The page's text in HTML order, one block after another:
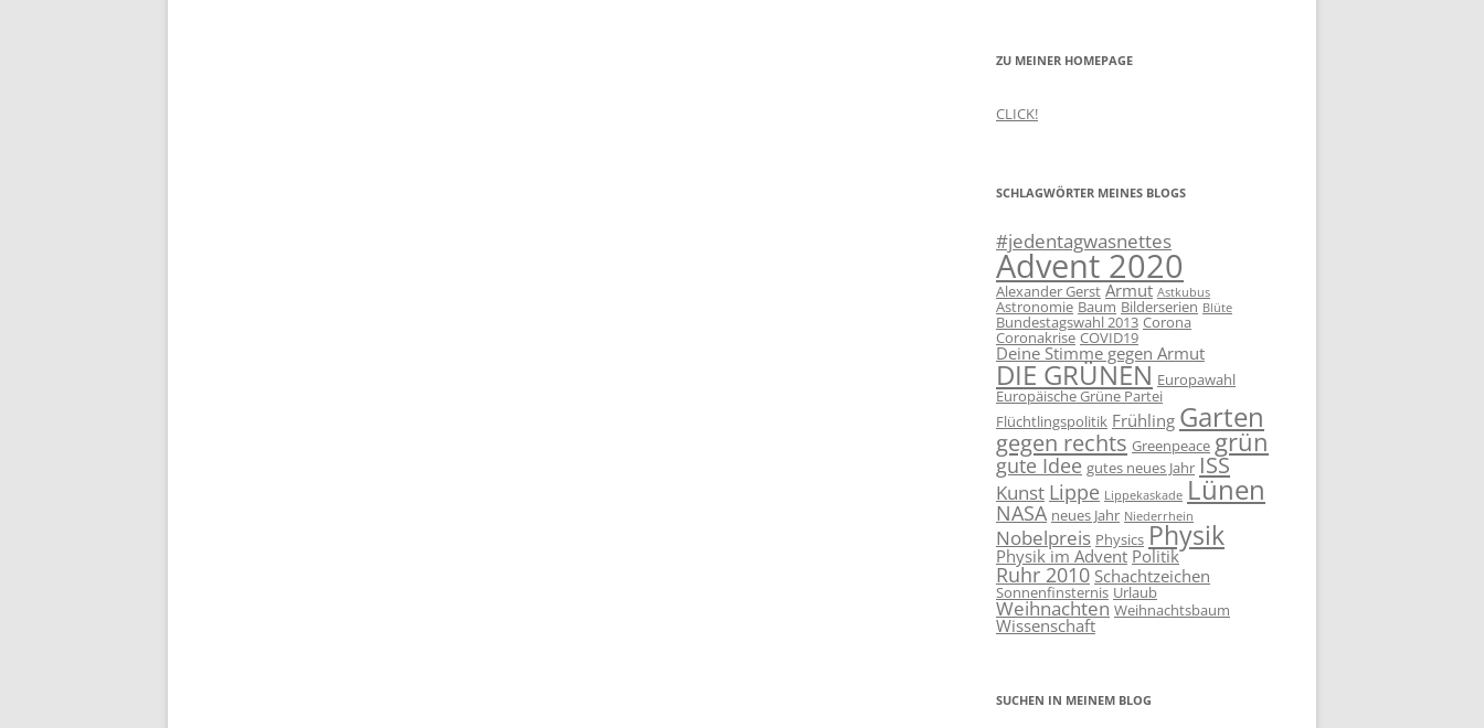
ZU MEINER HOMEPAGE
CLICK!
SCHLAGWÖRTER MEINES BLOGS
#jedentagwasnettes
Advent 2020
Alexander Gerst Armut Astkubus
Astronomie Baum Bilderserien Blüte
Bundestagswahl 2013 Corona
Coronakrise COVID19
Deine Stimme gegen Armut
DIE GRÜNEN Europawahl
Europäische Grüne Partei
Flüchtlingspolitik Frühling Garten
gegen rechts Greenpeace grün
gute Idee gutes neues Jahr ISS
Kunst Lippe Lippekaskade Lünen
NASA neues Jahr Niederrhein
Nobelpreis Physics Physik
Physik im Advent Politik
Ruhr 2010 Schachtzeichen
Sonnenfinsternis Urlaub
Weihnachten Weihnachtsbaum
Wissenschaft
SUCHEN IN MEINEM BLOG